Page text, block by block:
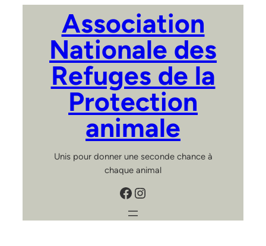
Association
Nationale des
Refuges de la
Protection
animale
Unis pour donner une seconde chance à
chaque animal
Facebook Instagram